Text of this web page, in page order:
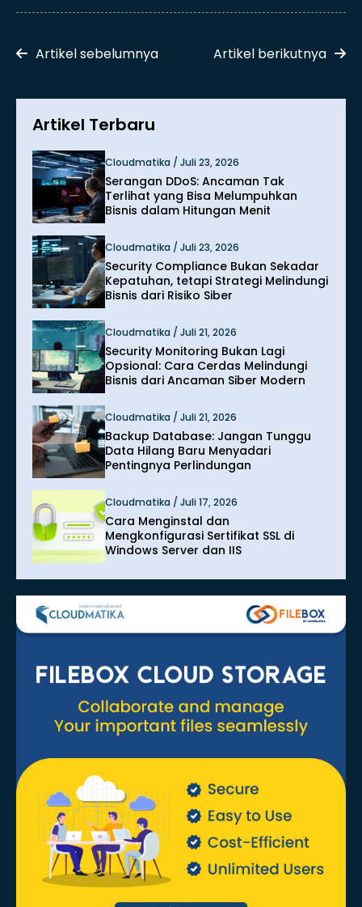
Artikel sebelumnya Artikel berikutnya
Artikel Terbaru
Cloudmatika / Juli 23, 2026
Serangan DDoS: Ancaman Tak
Terlihat yang Bisa Melumpuhkan
Bisnis dalam Hitungan Menit
Cloudmatika / Juli 23, 2026
Security Compliance Bukan Sekadar
Kepatuhan, tetapi Strategi Melindungi
Bisnis dari Risiko Siber
Cloudmatika / Juli 21, 2026
Security Monitoring Bukan Lagi
Opsional: Cara Cerdas Melindungi
Bisnis dari Ancaman Siber Modern
Cloudmatika / Juli 21, 2026
Backup Database: Jangan Tunggu
Data Hilang Baru Menyadari
Pentingnya Perlindungan
Cloudmatika / Juli 17, 2026
Cara Menginstal dan
Mengkonfigurasi Sertifikat SSL di
Windows Server dan IIS